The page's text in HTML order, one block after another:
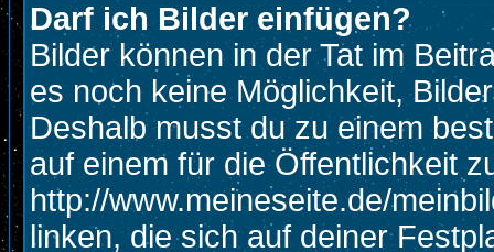
Darf ich Bilder einfügen?
Bilder können in der Tat im
es noch keine Möglichkeit,
Deshalb musst du zu einem
auf einem für die Öffentlichkeit
http://www.meineseite.de/
linken, die sich auf deiner